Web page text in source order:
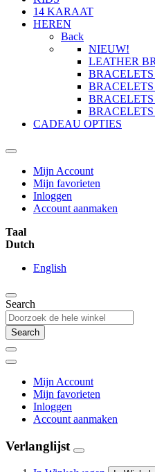
14 KARAAT
HEREN
Back
NIEUW!
LEATHER
CADEAU OPTIES
Mijn Account
Mijn favorieten
Inloggen
Account aanmaken
Taal
Dutch
English
Search
Search
Mijn Account
Mijn favorieten
Inloggen
Account aanmaken
Verlanglijst